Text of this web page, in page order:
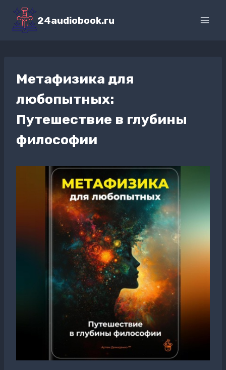
Перейти
содержимому
24audiobook.ru
Метафизика для
любопытных:
Путешествие в глубины
философии